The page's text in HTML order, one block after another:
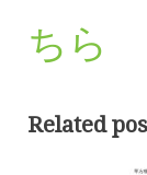
ちら
Related